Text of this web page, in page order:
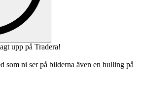
upp på Tradera!
som ni ser på bilderna även en hulling på